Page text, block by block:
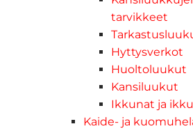
tarvikkeet
Hyttysverkot
Huoltoluukut
Kansiluukut
Ikkunat ja
Kaide- ja